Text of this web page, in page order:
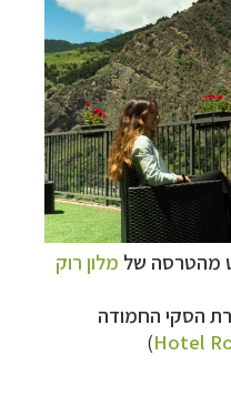
מהטרסה של מלון רוק
הסקי החמודה
Hotel
)